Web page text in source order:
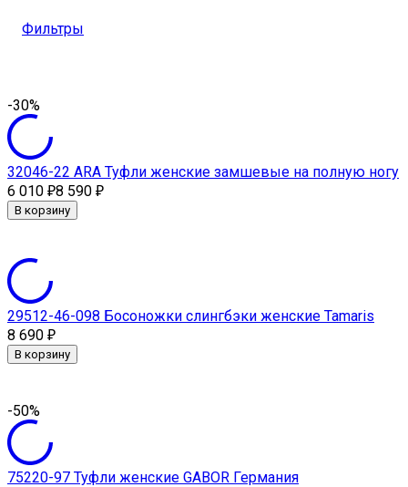
Фильтры
-30%
32046-22 АRA Туфли женские замшевые на полную ногу
6 010 ₽8 590 ₽
В корзину
29512-46-098 Босоножки слингбэки женские Tamaris
8 690 ₽
В корзину
-50%
75220-97 Туфли женские GABOR Германия